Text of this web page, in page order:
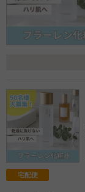
宅配便